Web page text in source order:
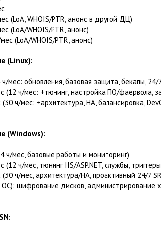
(LoA, WHOIS/PTR, анонс в другой ДЦ)
(LoA/WHOIS/PTR, анонс)
(LoA/WHOIS/PTR, анонс)
(Linux):
мес: обновления, базовая защита, бекапы, 24/
(12 ч/мес: +тюнинг, настройка ПО/фаервола,
ч/мес: +архитектура, HA, балансировка,
(Windows):
ч/мес, базовые работы и мониторинг)
ч/мес, тюнинг IIS/ASP.NET, службы,
ч/мес, архитектура/HA, проактивный 24/7
шифрование дисков, администрирование